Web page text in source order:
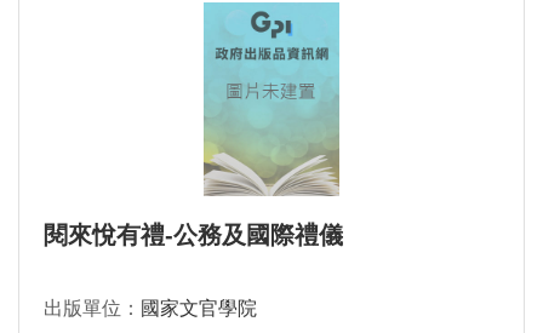
閱來悅有禮-公務及國際禮儀
出版單位： 國家文官學院